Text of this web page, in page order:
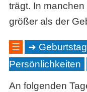
trägt. In
größer als der
☰
Persönlichkeiten
An folgenden